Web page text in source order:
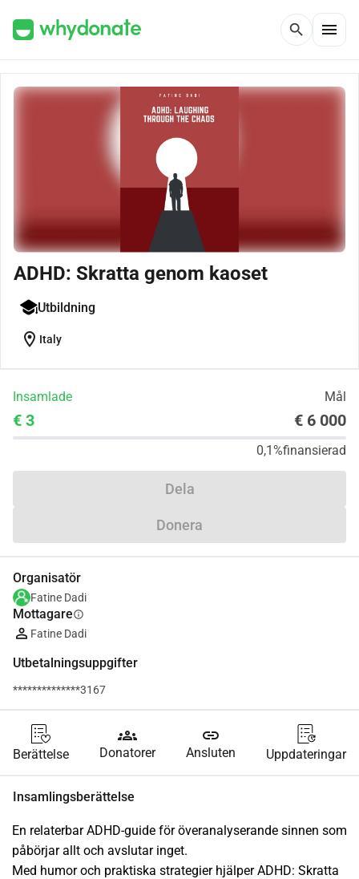
search menu
ADHD: Skratta genom kaoset
Utbildning
location_on Italy
Insamlade Mål
€ 3 € 6 000
0,1%finansierad
Dela
Donera
Organisatör
Fatine Dadi
Mottagareinfo
Fatine Dadi
Utbetalningsuppgifter
**************3167
Berättelse
groups
Donatorer
link
Ansluten Uppdateringar
Insamlingsberättelse
En relaterbar ADHD-guide för överanalyserande sinnen som
påbörjar allt och avslutar inget.
Med humor och praktiska strategier hjälper ADHD: Skratta